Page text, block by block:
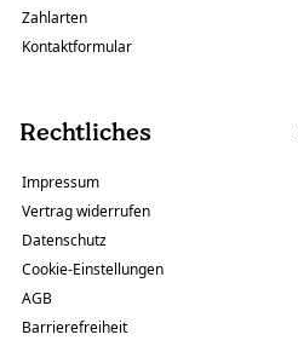
Zahlarten
Kontaktformular
Rechtliches
Impressum
Vertrag widerrufen
Datenschutz
Cookie-Einstellungen
AGB
Barrierefreiheit